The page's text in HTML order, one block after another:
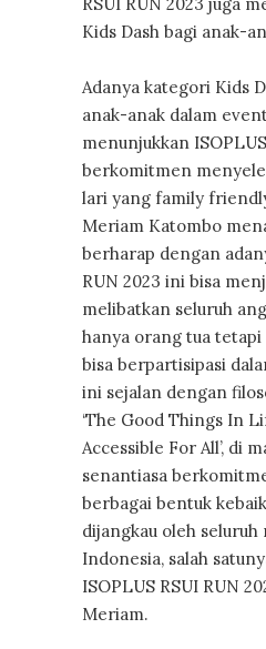
RSUI RUN 2023 juga
Kids Dash bagi anak-
Adanya kategori Kids
anak-anak dalam
menunjukkan
berkomitmen
lari yang family
Meriam Katombo
berharap dengan
RUN 2023 ini bisa
melibatkan seluruh
hanya orang tua tetapi
bisa berpartisipasi
ini sejalan dengan
‘The Good Things In
Accessible For All’, di
senantiasa
berbagai bentuk
dijangkau oleh seluruh
Indonesia, salah
ISOPLUS RSUI RUN
Meriam.